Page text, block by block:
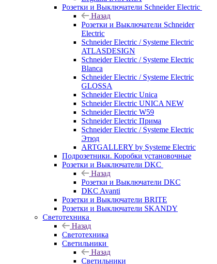
Розетки и Выключатели Schneider Electric
Назад
Розетки и Выключатели Schneider
Electric
Schneider Electric / Systeme Electric
ATLASDESIGN
Schneider Electric / Systeme Electric
Blanca
Schneider Electric / Systeme Electric
GLOSSA
Schneider Electric Unica
Schneider Electric UNICA NEW
Schneider Electric W59
Schneider Electric Прима
Schneider Electric / Systeme Electric
Этюд
ARTGALLERY by Systeme Electric
Подрозетники. Коробки установочные
Розетки и Выключатели DKC
Назад
Розетки и Выключатели DKC
DKC Avanti
Розетки и Выключатели BRITE
Розетки и Выключатели SKANDY
Светотехника
Назад
Светотехника
Светильники
Назад
Светильники